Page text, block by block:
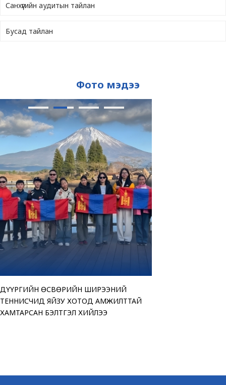
Санхүүгийн аудитын тайлан
Бусад тайлан
Фото мэдээ
ДҮҮРГИЙН ӨСВӨРИЙН ШИРЭЭНИЙ
ТЕННИСЧИД ЯЙЗУ ХОТОД АМЖИЛТТАЙ
ХАМТАРСАН БЭЛТГЭЛ ХИЙЛЭЭ